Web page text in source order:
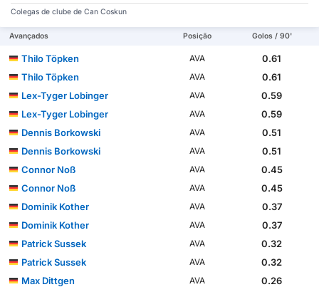
Colegas de clube de Can Coskun
Avançados Posição Golos / 90'
Thilo Töpken AVA
0.61
Thilo Töpken
AVA
0.61
Lex-Tyger Lobinger
AVA
0.59
Lex-Tyger Lobinger
AVA
0.59
Dennis Borkowski
AVA
0.51
Dennis Borkowski
AVA
0.51
Connor Noß
AVA
0.45
Connor Noß
AVA
0.45
Dominik Kother
AVA
0.37
Dominik Kother
AVA
0.37
Patrick Sussek
AVA
0.32
Patrick Sussek
AVA
0.32
Max Dittgen
AVA 0.26